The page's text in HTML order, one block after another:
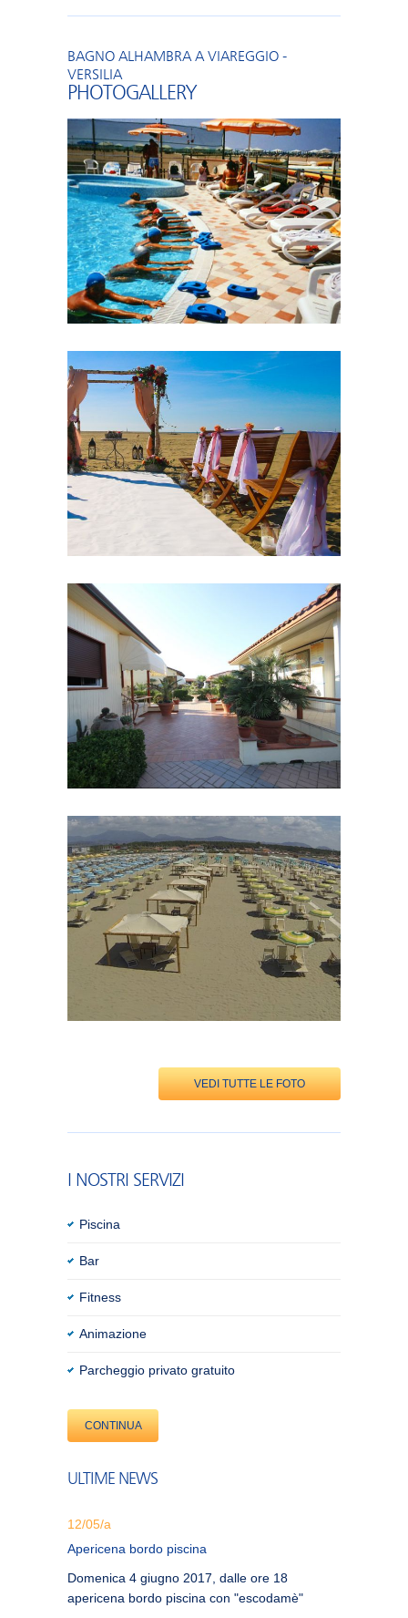
BAGNO ALHAMBRA A VIAREGGIO -
VERSILIA
PHOTOGALLERY
VEDI TUTTE LE FOTO
I NOSTRI SERVIZI
Piscina
Bar
Fitness
Animazione
Parcheggio privato gratuito
CONTINUA
ULTIME NEWS
12/05/a
Apericena bordo piscina
Domenica 4 giugno 2017, dalle ore 18
apericena bordo piscina con "escodamè"